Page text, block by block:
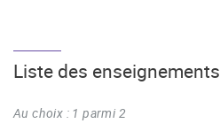
Liste des enseignements
Au choix : 1 parmi 2